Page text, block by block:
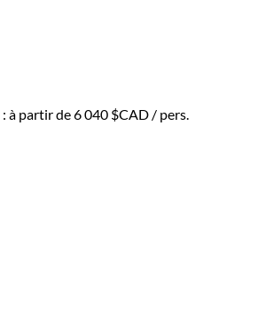
à partir de6 040 $CAD / pers.